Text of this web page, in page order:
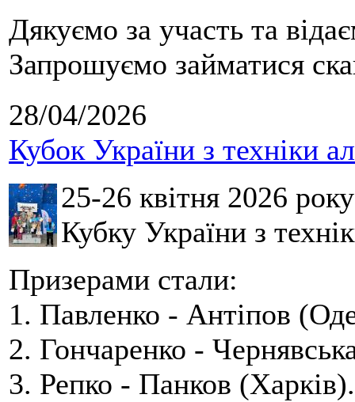
Дякуємо за участь та
Запрошуємо займатися
28/04/2026
Кубок України з техніки
25-26 квітня 2026
Кубку України з
Призерами стали:
1. Павленко - Антіпов
2. Гончаренко -
3. Репко - Панков (Харків).